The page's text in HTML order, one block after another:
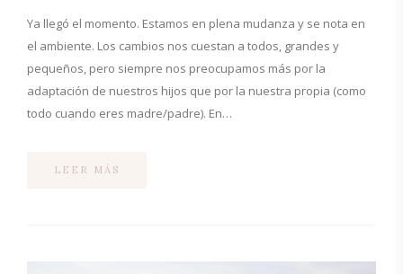
Ya llegó el momento. Estamos en plena mudanza y se nota en
el ambiente. Los cambios nos cuestan a todos, grandes y
pequeños, pero siempre nos preocupamos más por la
adaptación de nuestros hijos que por la nuestra propia (como
todo cuando eres madre/padre). En…
LEER MÁS